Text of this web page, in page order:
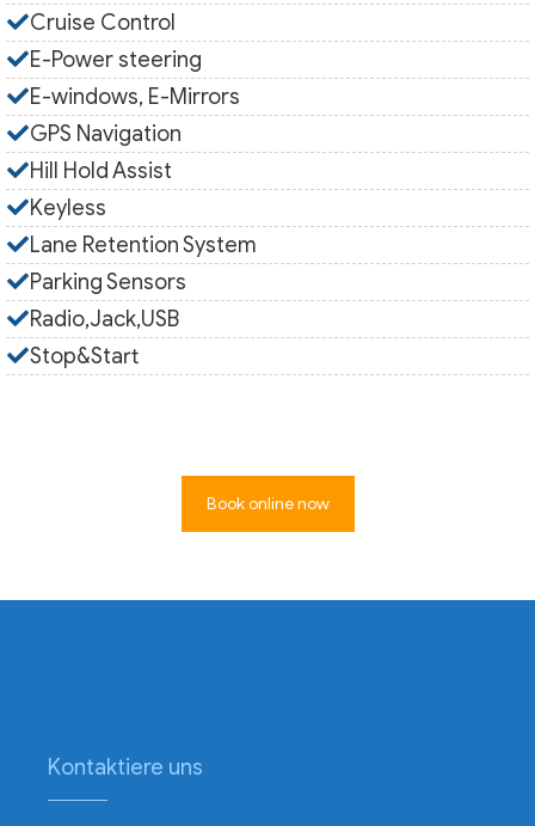
Cruise Control
E-Power steering
E-windows, E-Mirrors
GPS Navigation
Hill Hold Assist
Keyless
Lane Retention System
Parking Sensors
Radio,Jack,USB
Stop&Start
Book online now
Kontaktiere uns